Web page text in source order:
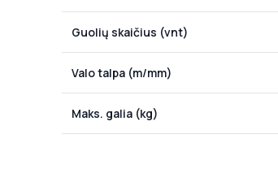
Guolių skaičius (vnt)
Valo talpa (m/mm)
Maks. galia (kg)